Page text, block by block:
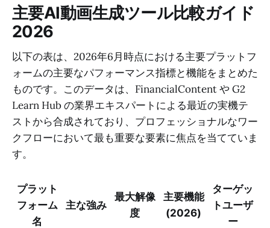
主要AI動画生成ツール比較ガイド
2026
以下の表は、2026年6月時点における主要プラットフ
ォームの主要なパフォーマンス指標と機能をまとめた
ものです。このデータは、FinancialContent や G2
Learn Hub の業界エキスパートによる最近の実機テ
ストから合成されており、プロフェッショナルなワー
クフローにおいて最も重要な要素に焦点を当てていま
す。
プラット
フォーム
名
主な強み
最大解像
度
主要機能
(2026)
ターゲッ
トユーザ
ー